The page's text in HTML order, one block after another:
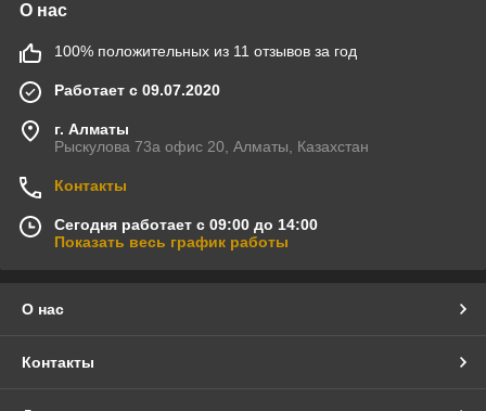
О нас
100% положительных из 11 отзывов за год
Работает с 09.07.2020
г. Алматы
Рыскулова 73а офис 20, Алматы, Казахстан
Контакты
Сегодня работает с 09:00 до 14:00
Показать весь график работы
О нас
Контакты